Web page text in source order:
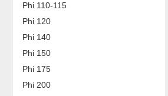
Phi 110-115
Phi 120
Phi 140
Phi 150
Phi 175
Phi 200